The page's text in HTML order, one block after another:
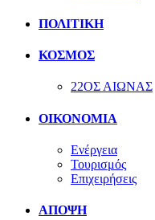
ΠΟΛΙΤΙΚΗ
ΚΟΣΜΟΣ
22ΟΣ ΑΙΩΝΑΣ
ΟΙΚΟΝΟΜΙΑ
Ενέργεια
Τουρισμός
Επιχειρήσεις
ΑΠΟΨΗ